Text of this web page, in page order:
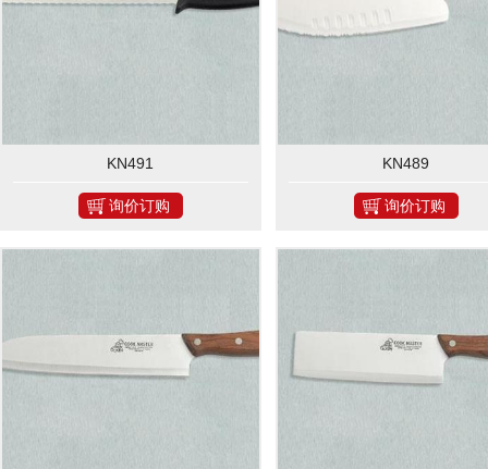
KN491
询价订购
KN489
询价订购